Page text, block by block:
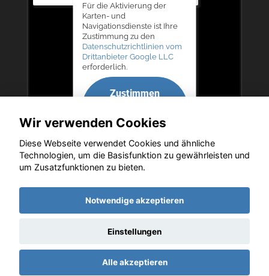
Für die Aktivierung der
Karten- und
Navigationsdienste ist Ihre
Zustimmung zu den
Datenschutzrichtlinien vom
Drittanbieter Google LLC
erforderlich.
Zustimmen
aktivieren
Copyright © 2026. Autohaus Bernd Lurz KG
Datenschutz Impressum AGB
Wir verwenden Cookies
Diese Webseite verwendet Cookies und ähnliche
Technologien, um die Basisfunktion zu gewährleisten und
um Zusatzfunktionen zu bieten.
Notwendige akzeptieren
Einstellungen
Alle akzeptieren